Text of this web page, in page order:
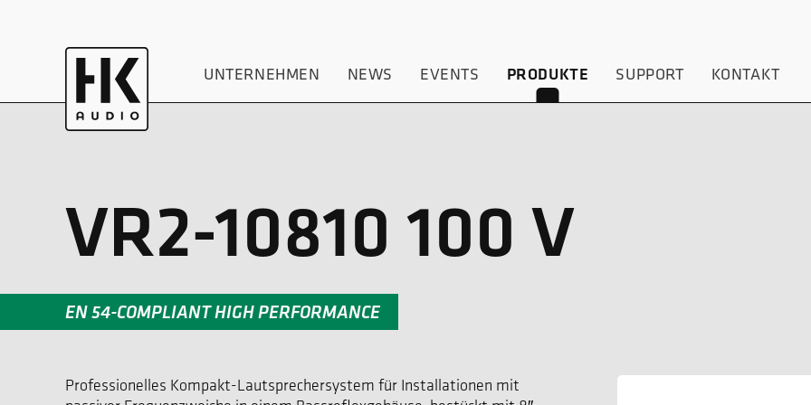
UNTERNEHMEN NEWS EVENTS PRODUKTE SUPPORT KONTAKT
VR2-10810 100 V
EN 54-COMPLIANT HIGH PERFORMANCE
Professionelles Kompakt-Lautsprechersystem für Installationen mit